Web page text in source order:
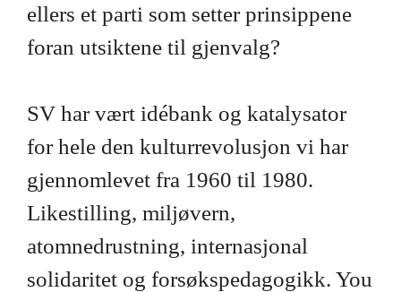
ellers et parti som setter prinsippene
foran utsiktene til gjenvalg?
SV har vært idébank og katalysator
for hele den kulturrevolusjon vi har
gjennomlevet fra 1960 til 1980.
Likestilling, miljøvern,
atomnedrustning, internasjonal
solidaritet og forsøkspedagogikk. You